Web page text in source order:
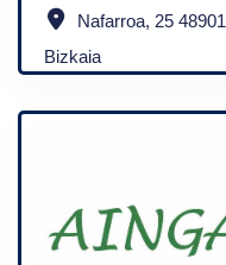
Nafarroa, 25
Bizkaia